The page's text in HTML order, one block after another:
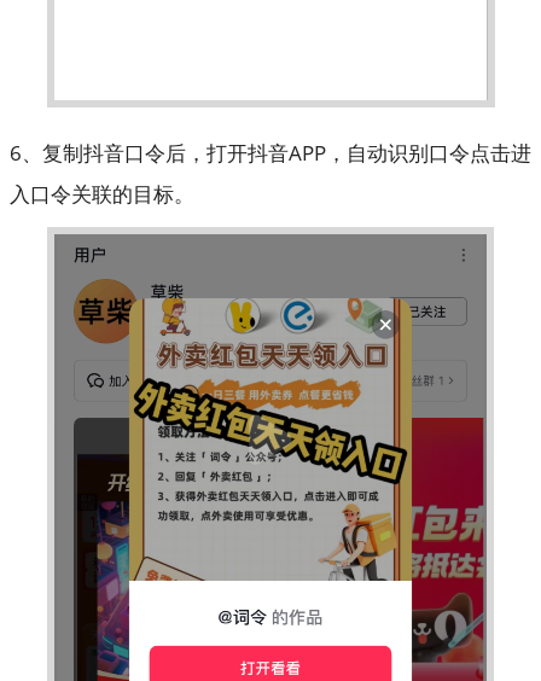
6、复制抖音口令后，打开抖音APP，自动识别口令点击进
入口令关联的目标。